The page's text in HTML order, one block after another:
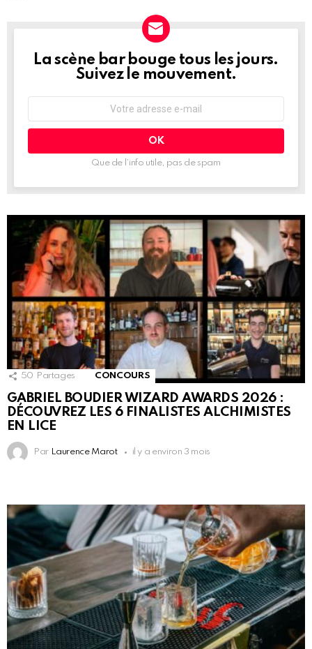
NEWSLETTER
La scène bar bouge tous les jours.
Suivez le mouvement.
mail
Que de l’info utile, pas de spam
50 Partages CONCOURS
GABRIEL BOUDIER WIZARD AWARDS 2026 :
DÉCOUVREZ LES 6 FINALISTES ALCHIMISTES
EN LICE
Par Laurence Marot il y a environ 3 mois